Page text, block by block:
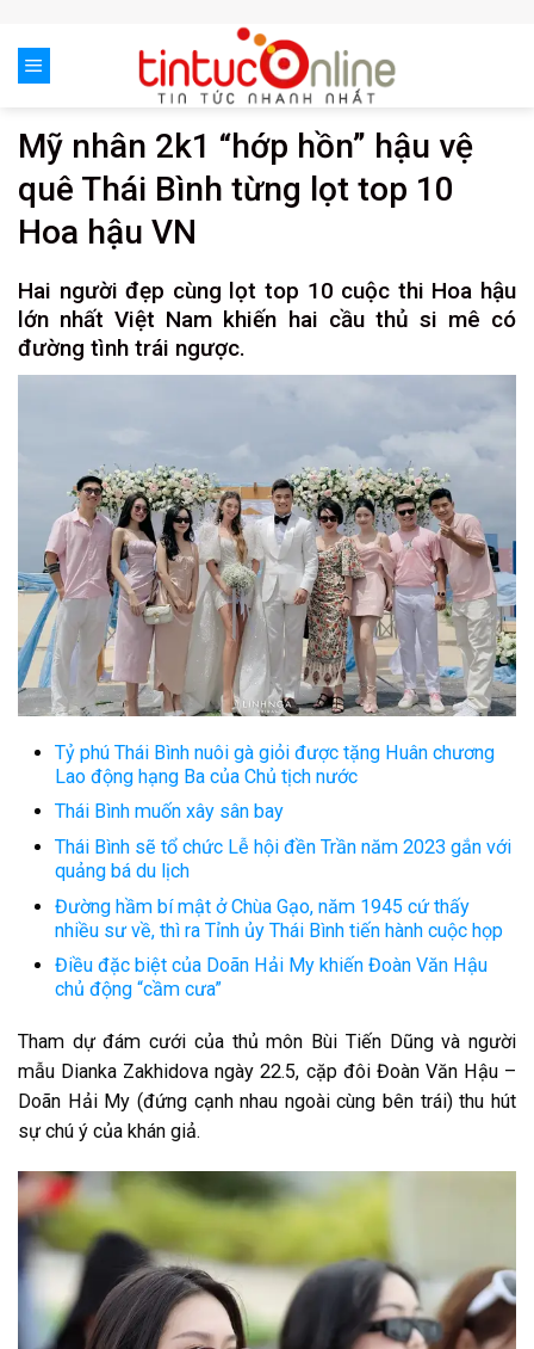
content
Mỹ nhân 2k1 “hớp hồn” hậu vệ
quê Thái Bình từng lọt top 10
Hoa hậu VN
Hai người đẹp cùng lọt top 10 cuộc thi Hoa hậu
lớn nhất Việt Nam khiến hai cầu thủ si mê có
đường tình trái ngược.
Tỷ phú Thái Bình nuôi gà giỏi được tặng Huân chương
Lao động hạng Ba của Chủ tịch nước
Thái Bình muốn xây sân bay
Thái Bình sẽ tổ chức Lễ hội đền Trần năm 2023 gắn với
quảng bá du lịch
Đường hầm bí mật ở Chùa Gạo, năm 1945 cứ thấy
nhiều sư về, thì ra Tỉnh ủy Thái Bình tiến hành cuộc họp
Điều đặc biệt của Doãn Hải My khiến Đoàn Văn Hậu
chủ động “cầm cưa”
Tham dự đám cưới của thủ môn Bùi Tiến Dũng và người
mẫu Dianka Zakhidova ngày 22.5, cặp đôi Đoàn Văn Hậu –
Doãn Hải My (đứng cạnh nhau ngoài cùng bên trái) thu hút
sự chú ý của khán giả.